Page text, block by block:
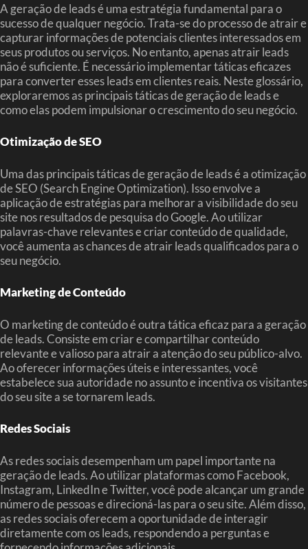
A geração de leads é uma estratégia fundamental para o
sucesso de qualquer negócio. Trata-se do processo de atrair e
capturar informações de potenciais clientes interessados em
seus produtos ou serviços. No entanto, apenas atrair leads
não é suficiente. É necessário implementar táticas eficazes
para converter esses leads em clientes reais. Neste glossário,
exploraremos as principais táticas de geração de leads e
como elas podem impulsionar o crescimento do seu negócio.
Otimização de SEO
Uma das principais táticas de geração de leads é a otimização
de SEO (Search Engine Optimization). Isso envolve a
aplicação de estratégias para melhorar a visibilidade do seu
site nos resultados de pesquisa do Google. Ao utilizar
palavras-chave relevantes e criar conteúdo de qualidade,
você aumenta as chances de atrair leads qualificados para o
seu negócio.
Marketing de Conteúdo
O marketing de conteúdo é outra tática eficaz para a geração
de leads. Consiste em criar e compartilhar conteúdo
relevante e valioso para atrair a atenção do seu público-alvo.
Ao oferecer informações úteis e interessantes, você
estabelece sua autoridade no assunto e incentiva os visitantes
do seu site a se tornarem leads.
Redes Sociais
As redes sociais desempenham um papel importante na
geração de leads. Ao utilizar plataformas como Facebook,
Instagram, LinkedIn e Twitter, você pode alcançar um grande
número de pessoas e direcioná-las para o seu site. Além disso,
as redes sociais oferecem a oportunidade de interagir
diretamente com os leads, respondendo a perguntas e